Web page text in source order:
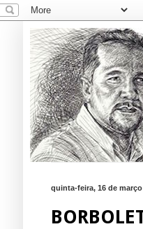
quinta-feira, 16 de março